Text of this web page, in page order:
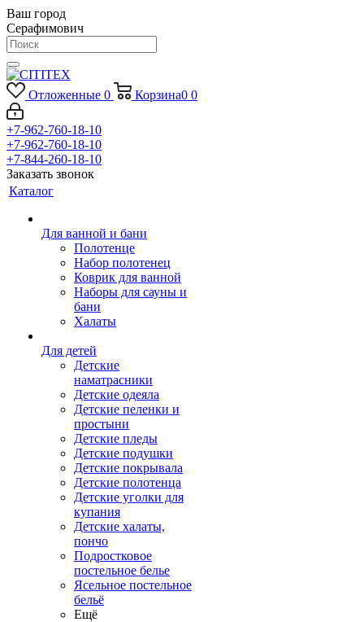
Ваш город
Серафимович
Отложенные 0 Корзина0 0
+7-962-760-18-10
+7-962-760-18-10
+7-844-260-18-10
Заказать звонок
Каталог
Для ванной и бани
Полотенце
Набор полотенец
Коврик для ванной
Наборы для сауны и
бани
Халаты
Для детей
Детские
наматрасники
Детские одеяла
Детские пеленки и
простыни
Детские пледы
Детские подушки
Детские покрывала
Детские полотенца
Детские уголки для
купания
Детские халаты,
пончо
Подростковое
постельное белье
Ясельное постельное
бельё
Ещё